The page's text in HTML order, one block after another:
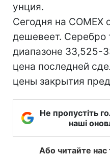
унция.
Сегодня на COMEX
дешевеет. Серебро
диапазоне 33,525-
цена последней
цены закрытия
Не пропустіть
наші
Або читайте нас